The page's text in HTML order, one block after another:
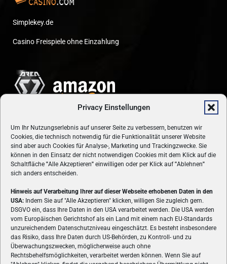
Privacy Einstellungen
Um Ihr Nutzungserlebnis auf unserer Seite zu verbessern, benutzen wir
Cookies, die technisch notwendig für die Funktionalität unserer Website
sind aber auch Cookies für Analyse-, Marketing und Trackingzwecke. Sie
können in den Einsatz der nicht notwendigen Cookies mit dem Klick auf die
Schaltfläche "Alle Akzeptieren" einwilligen oder per Klick auf"Ablehnen"
sich anders entscheiden.
Hinweis auf Verarbeitung Ihrer auf dieser Webseite erhobenen Daten in den
USA: Indem Sie auf "Alle Akzeptieren" klicken, willigen Sie zugleich gem.
DSGVO ein, dass Ihre Daten in den USA verarbeitet werden. Die USA werden
vom Europäischen Gerichtshof als ein Land mit einem nach EU-Standards
unzureichendem Datenschutzniveau eingeschätzt. Es besteht insbesondere
das Risiko, dass Ihre Daten durch US-Behörden, zu Kontroll- und zu
Überwachungszwecken, möglicherweise auch ohne
Rechtsbehelfsmöglichkeiten, verarbeitet werden können. Wenn Sie auf
Simplekey.de
Casino Freispiele ohne Einzahlung
ÜBER UNS
VON GAMERN, FÜR GAMER! Gamers.at ist das älteste Online-
Spielemagazin Österreichs und bringt täglich aktuelle News,
Reviews und Videos zu PC- und Konsolenspielen, Gaming-
Hardware und aus der Welt des e-Sport's.